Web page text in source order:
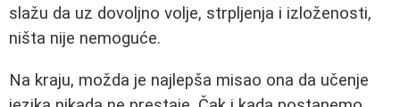
slažu da uz dovoljno volje, strpljenja i izloženosti,
ništa nije nemoguće.
Na kraju, možda je najlepša misao ona da učenje